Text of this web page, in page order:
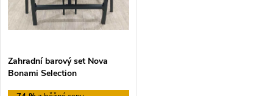
í
r
s
p
r
Zahradní barový set Nova
Bonami Selection